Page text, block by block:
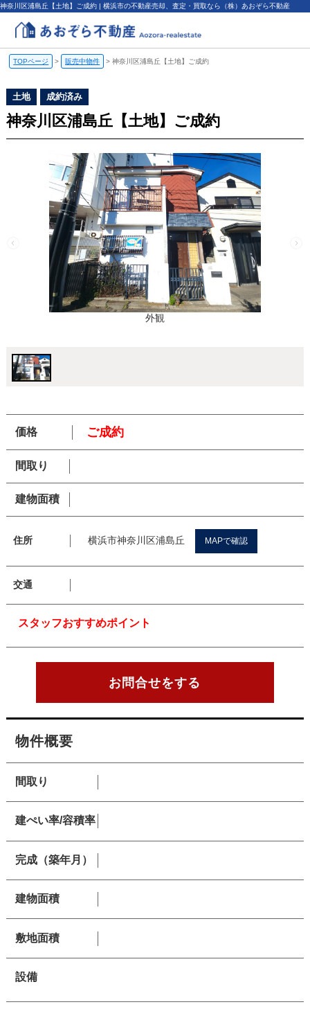
神奈川区浦島丘【土地】ご成約 | 横浜市の不動産売却、査定・買取なら（株）あおぞら不動産
TOPページ > 販売中物件 > 神奈川区浦島丘【土地】ご成約
土地 成約済み
神奈川区浦島丘【土地】ご成約
外観
価格 ご成約
間取り
建物面積
住所 横浜市神奈川区浦島丘 MAPで確認
交通
スタッフおすすめポイント
お問合せをする
物件概要
間取り
建ぺい率/容積率
完成（築年月）
建物面積
敷地面積
設備